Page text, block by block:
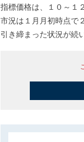
指標価格は、１０～１
市況は１月月初時点で
引き締まった状況が続